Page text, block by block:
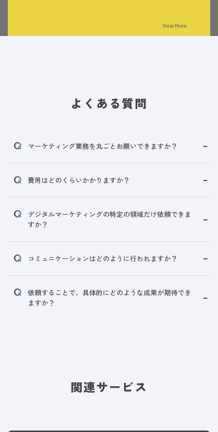
View More
よくある質問
マーケティング業務を丸ごとお願いできますか？
費用はどのくらいかかりますか？
デジタルマーケティングの特定の領域だけ依頼できま
すか？
コミュニケーションはどのように行われますか？
依頼することで、具体的にどのような成果が期待でき
ますか？
関連サービス